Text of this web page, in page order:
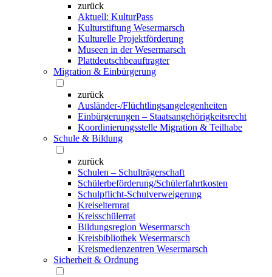
zurück
Aktuell: KulturPass
Kulturstiftung Wesermarsch
Kulturelle Projektförderung
Museen in der Wesermarsch
Plattdeutschbeauftragter
Migration & Einbürgerung
zurück
Ausländer-/Flüchtlingsangelegenheiten
Einbürgerungen – Staatsangehörigkeitsrecht
Koordinierungsstelle Migration & Teilhabe
Schule & Bildung
zurück
Schulen – Schulträgerschaft
Schülerbeförderung/Schülerfahrtkosten
Schulpflicht-Schulverweigerung
Kreiselternrat
Kreisschülerrat
Bildungsregion Wesermarsch
Kreisbibliothek Wesermarsch
Kreismedienzentren Wesermarsch
Sicherheit & Ordnung